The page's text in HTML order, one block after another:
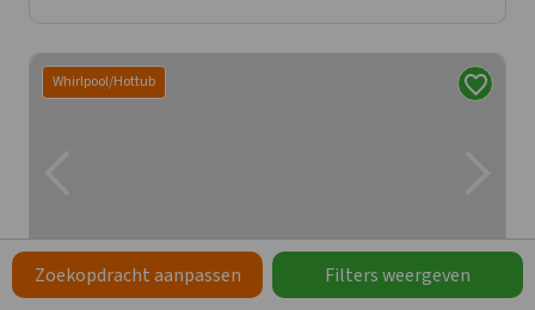
Whirlpool/Hottub
Zoekopdracht aanpassen Filters weergeven